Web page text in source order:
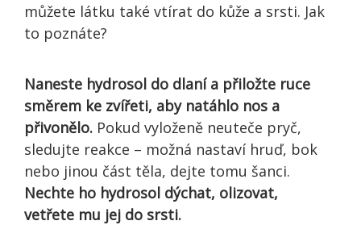
můžete látku také vtírat do kůže a srsti. Jak
to poznáte?
Naneste hydrosol do dlaní a přiložte ruce
směrem ke zvířeti, aby natáhlo nos a
přivonělo. Pokud vyloženě neuteče pryč,
sledujte reakce – možná nastaví hruď, bok
nebo jinou část těla, dejte tomu šanci.
Nechte ho hydrosol dýchat, olizovat,
vetřete mu jej do srsti.